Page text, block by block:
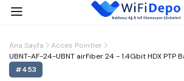
Ana Sayfa
Acces Pointler
UBNT-AF-24-UBNT airFiber 24 - 1.4Gbit HDX PTP
#453